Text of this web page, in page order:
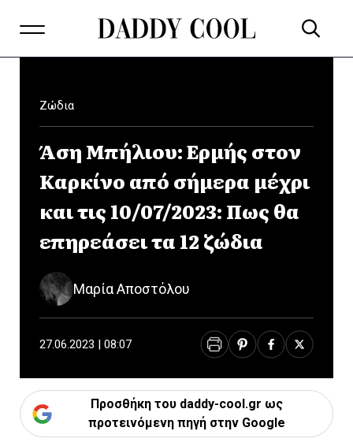
Ζώδια
Άση Μπήλιου: Ερμής στον
Καρκίνο από σήμερα μέχρι
και τις 10/07/2023: Πως θα
επηρεάσει τα 12 ζώδια
Μαρία Αποστόλου
27.06.2023 | 08:07
Προσθήκη του daddy-cool.gr ως
προτεινόμενη πηγή στην Google